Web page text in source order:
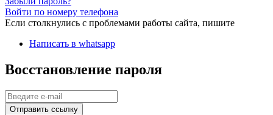
Войти по номеру телефона
Если столкнулись с проблемами работы сайта, пишите
Написать в whatsapp
Восстановление пароля
Отправить ссылку